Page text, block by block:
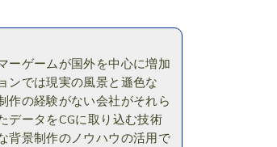
ーゲームが国外を中心に増加
ンでは現実の風景と遜色な
作の経験がない会社がそれら
データをCGに取り込む技術
背景制作のノウハウの活用で